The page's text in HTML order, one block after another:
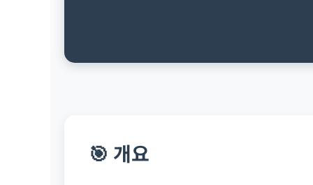
🎯 개요